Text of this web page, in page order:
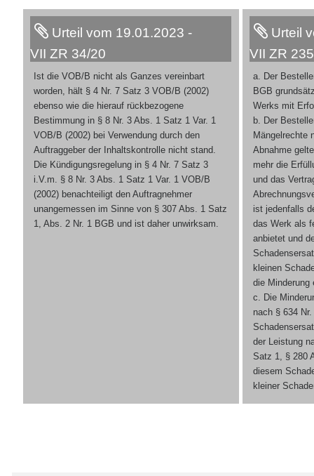
Urteil vom 19.01.2023 -
VII ZR 34/20
Ist die VOB/B nicht als Ganzes vereinbart
worden, hält § 4 Nr. 7 Satz 3 VOB/B (2002)
ebenso wie die hierauf rückbezogene
Bestimmung in § 8 Nr. 3 Abs. 1 Satz 1 Var. 1
VOB/B (2002) bei Verwendung durch den
Auftraggeber der Inhaltskontrolle nicht stand.
Die Kündigungsregelung in § 4 Nr. 7 Satz 3
i.V.m. § 8 Nr. 3 Abs. 1 Satz 1 Var. 1 VOB/B
(2002) benachteiligt den Auftragnehmer
unangemessen im Sinne von § 307 Abs. 1 Satz
1, Abs. 2 Nr. 1 BGB und ist daher unwirksam.
Urteil
VII ZR
a. Der
BGB
Werks mit
b. Der
Mängelrechte
Abnahme
mehr die
und das
ist jedenfalls
das Werk als
anbietet und
kleinen
die Minderung
c. Die
nach § 634
der Leistung
Satz 1, § 280
diesem
kleiner